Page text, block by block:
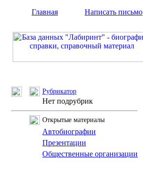
Главная Написать письмо
Рубрикатор
Нет подрубрик
Открытые материалы
Автобиографии
Презентации
Общественные организации